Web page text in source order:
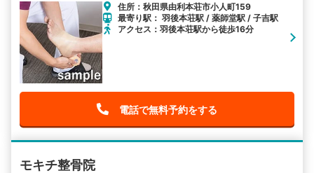
住所：秋田県由利本荘市小人町159
最寄り駅： 羽後本荘駅 / 薬師堂駅 / 子吉駅
アクセス：羽後本荘駅から徒歩16分
電話で無料予約をする
モキチ整骨院